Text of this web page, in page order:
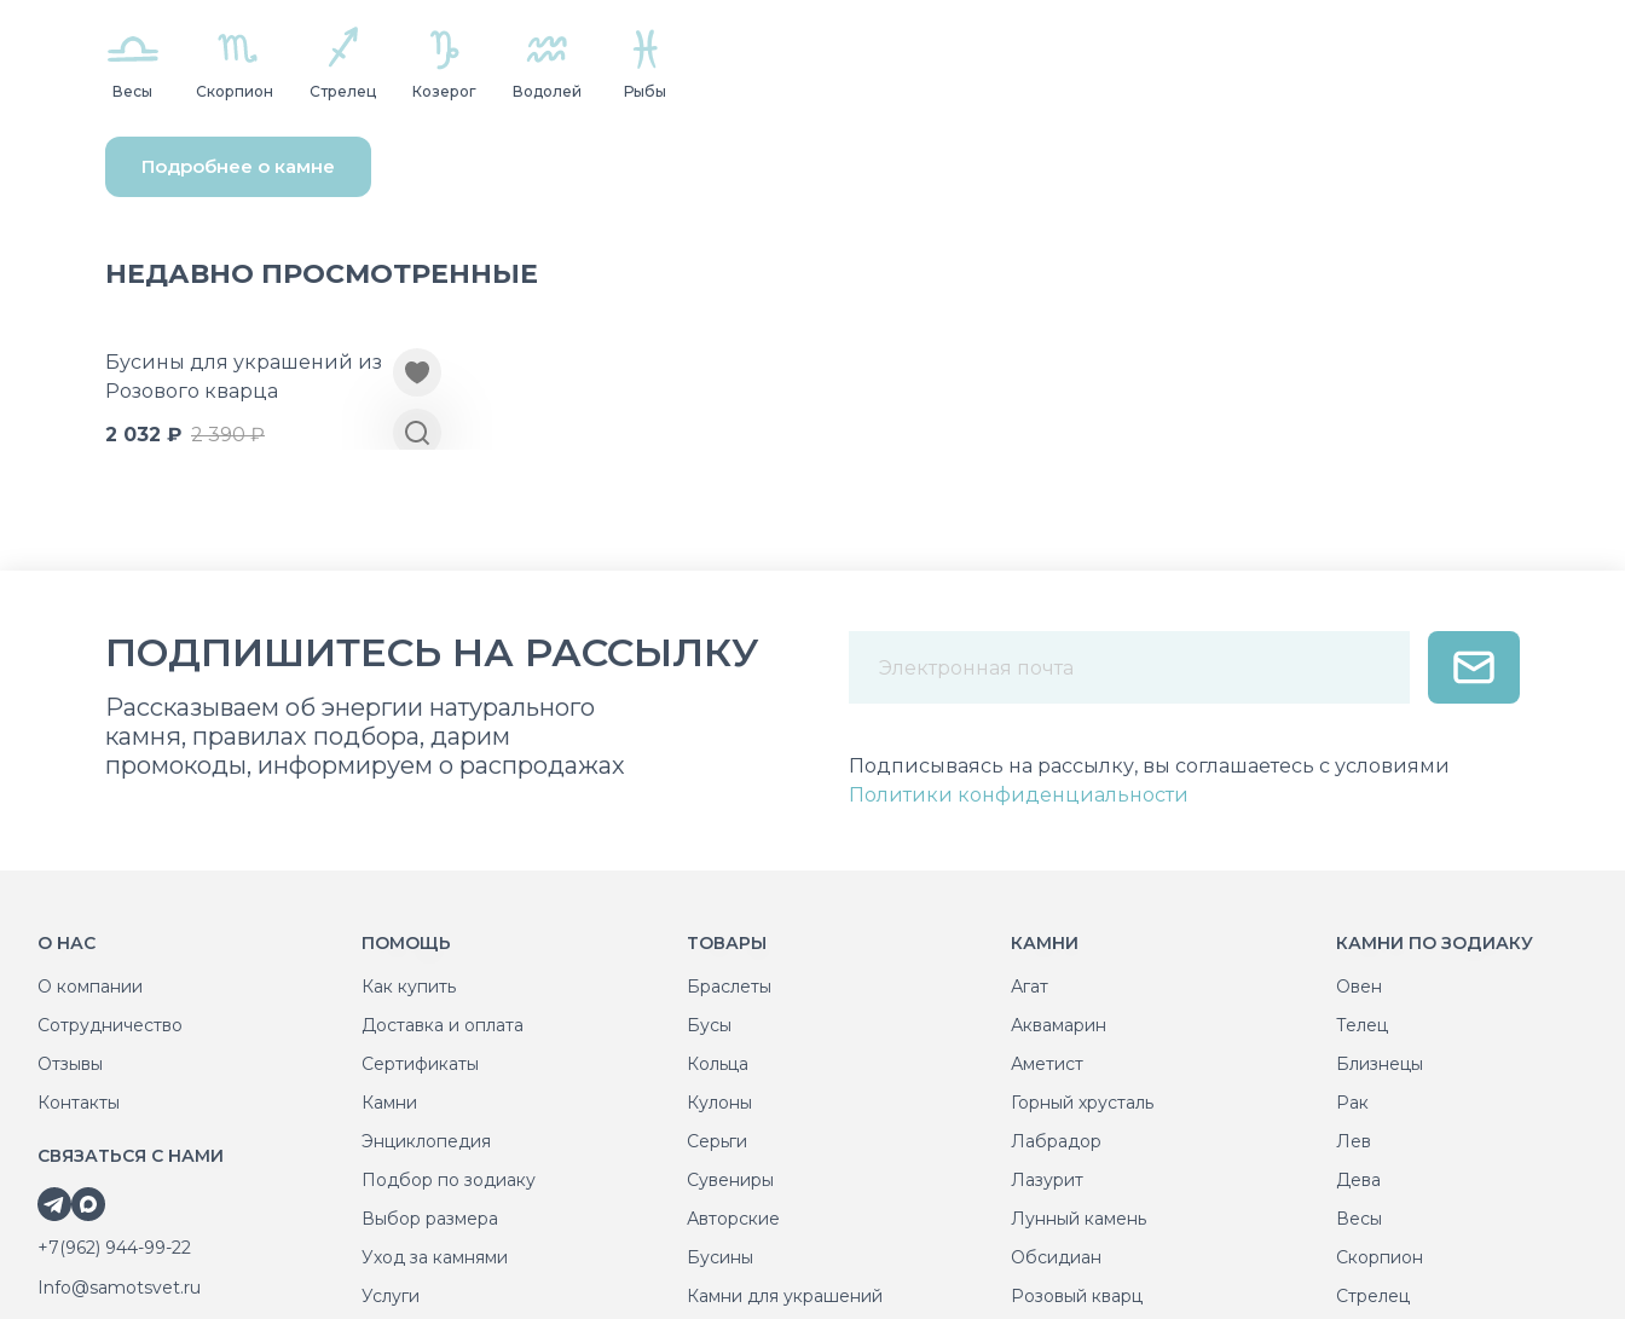
Весы Скорпион Стрелец Козерог Водолей Рыбы
Подробнее о камне
НЕДАВНО ПРОСМОТРЕННЫЕ
Бусины для украшений из
Розового кварца
2 032 ₽ 2 390 ₽
ПОДПИШИТЕСЬ НА РАССЫЛКУ
Рассказываем об энергии натурального
камня, правилах подбора, дарим
промокоды, информируем о распродажах
Подписываясь на рассылку, вы соглашаетесь с условиями
Политики конфиденциальности
О НАС
О компании
Сотрудничество
Отзывы
Контакты
СВЯЗАТЬСЯ С НАМИ
+7(962) 944-99-22
Info@samotsvet.ru
ПОМОЩЬ
Как купить
Доставка и оплата
Сертификаты
Камни
Энциклопедия
Подбор по зодиаку
Выбор размера
Уход за камнями
Услуги
ТОВАРЫ
Браслеты
Бусы
Кольца
Кулоны
Серьги
Сувениры
Авторские
Бусины
Камни для украшений
КАМНИ
Агат
Аквамарин
Аметист
Горный хрусталь
Лабрадор
Лазурит
Лунный камень
Обсидиан
Розовый кварц
КАМНИ ПО ЗОДИАКУ
Овен
Телец
Близнецы
Рак
Лев
Дева
Весы
Скорпион
Стрелец